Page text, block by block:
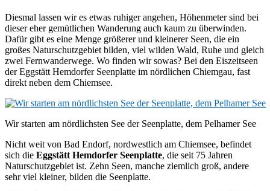
Diesmal lassen wir es etwas ruhiger angehen, Höhenmeter sind bei
dieser eher gemütlichen Wanderung auch kaum zu überwinden.
Dafür gibt es eine Menge größerer und kleinerer Seen, die ein
großes Naturschutzgebiet bilden, viel wilden Wald, Ruhe und gleich
zwei Fernwanderwege. Wo finden wir sowas? Bei den Eiszeitseen
der Eggstätt Hemdorfer Seenplatte im nördlichen Chiemgau, fast
direkt neben dem Chiemsee.
Wir starten am nördlichsten See der Seenplatte, dem Pelhamer See
Nicht weit von Bad Endorf, nordwestlich am Chiemsee, befindet
sich die Eggstätt Hemdorfer Seenplatte, die seit 75 Jahren
Naturschutzgebiet ist. Zehn Seen, manche ziemlich groß, andere
sehr viel kleiner, bilden die Seenplatte.